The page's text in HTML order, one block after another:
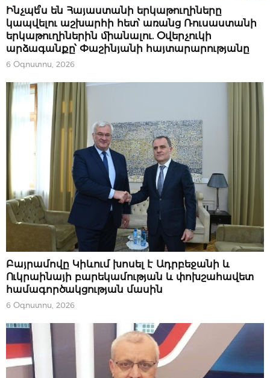
ՔԱՂԱՔԱԿԱՆՈՒԹՅՈՒՆ
Ինչպե՞ս են Հայաստանի երկաթուղիները
կապվելու աշխարհի հետ՝ առանց Ռուսաստանի
երկաթուղիներին միանալու. Օվերչուկի
արձագանքը՝ Փաշինյանի հայտարարությանը
6 Օգոստոս, 2026
ՔԱՂԱՔԱԿԱՆՈՒԹՅՈՒՆ
Բայրամովը Կիևում խոսել է Ադրբեջանի և
Ուկրաինայի բարեկամության և փոխշահավետ
համագործակցության մասին
6 Օգոստոս, 2026